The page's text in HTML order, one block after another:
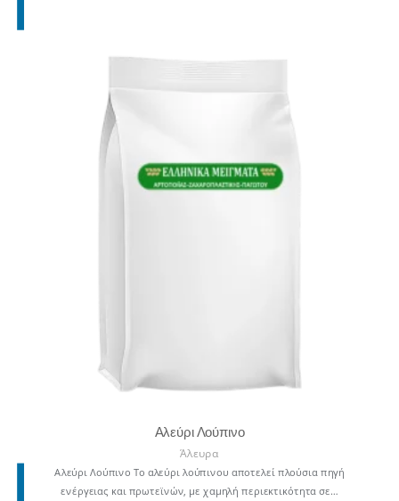
Αλεύρι Λούπινο
Άλευρα
Αλεύρι Λούπινο Το αλεύρι λούπινου αποτελεί πλούσια πηγή
ενέργειας και πρωτεϊνών, με χαμηλή περιεκτικότητα σε…